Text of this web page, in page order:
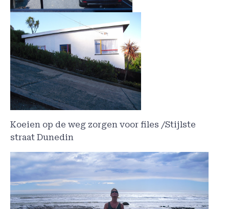
Koeien op de weg zorgen voor files /Stijlste
straat Dunedin